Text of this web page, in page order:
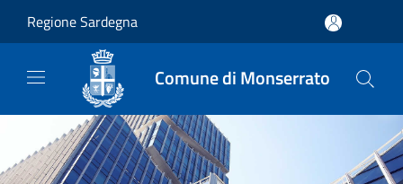
Regione Sardegna
Comune di Monserrato